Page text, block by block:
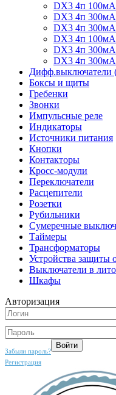
DX3 4п
DX3 4п
DX3 4п
DX3 4п
DX3 4п
DX3 4п
Боксы и щиты
Гребенки
Звонки
Импульсные реле
Индикаторы
Источники питания
Кнопки
Контакторы
Кросс-модули
Переключатели
Расцепители
Розетки
Рубильники
Сумеречные
Таймеры
Трансформаторы
Устройства защиты
Выключатели в
Шкафы
Авторизация
Забыли пароль?
Регистрация